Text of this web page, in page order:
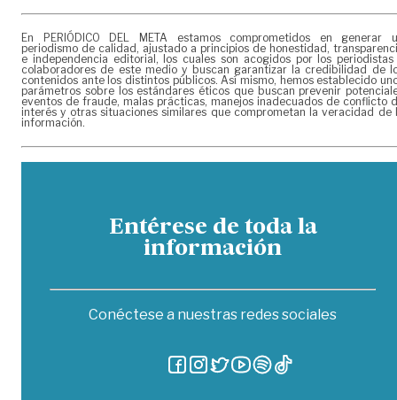
En PERIÓDICO DEL META estamos comprometidos en generar
periodismo de calidad, ajustado a principios de honestidad,
e independencia editorial, los cuales son acogidos por los periodistas
colaboradores de este medio y buscan garantizar la credibilidad de
contenidos ante los distintos públicos. Así mismo, hemos establecido
parámetros sobre los estándares éticos que buscan prevenir
eventos de fraude, malas prácticas, manejos inadecuados de conflicto
interés y otras situaciones similares que comprometan la veracidad de
información.
Entérese de toda la
información
Conéctese a nuestras redes sociales